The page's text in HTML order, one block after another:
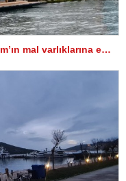
Bebek Otel’in sahibi Muzaffer Yıldırım’ın mal varlıklarına el konuldu